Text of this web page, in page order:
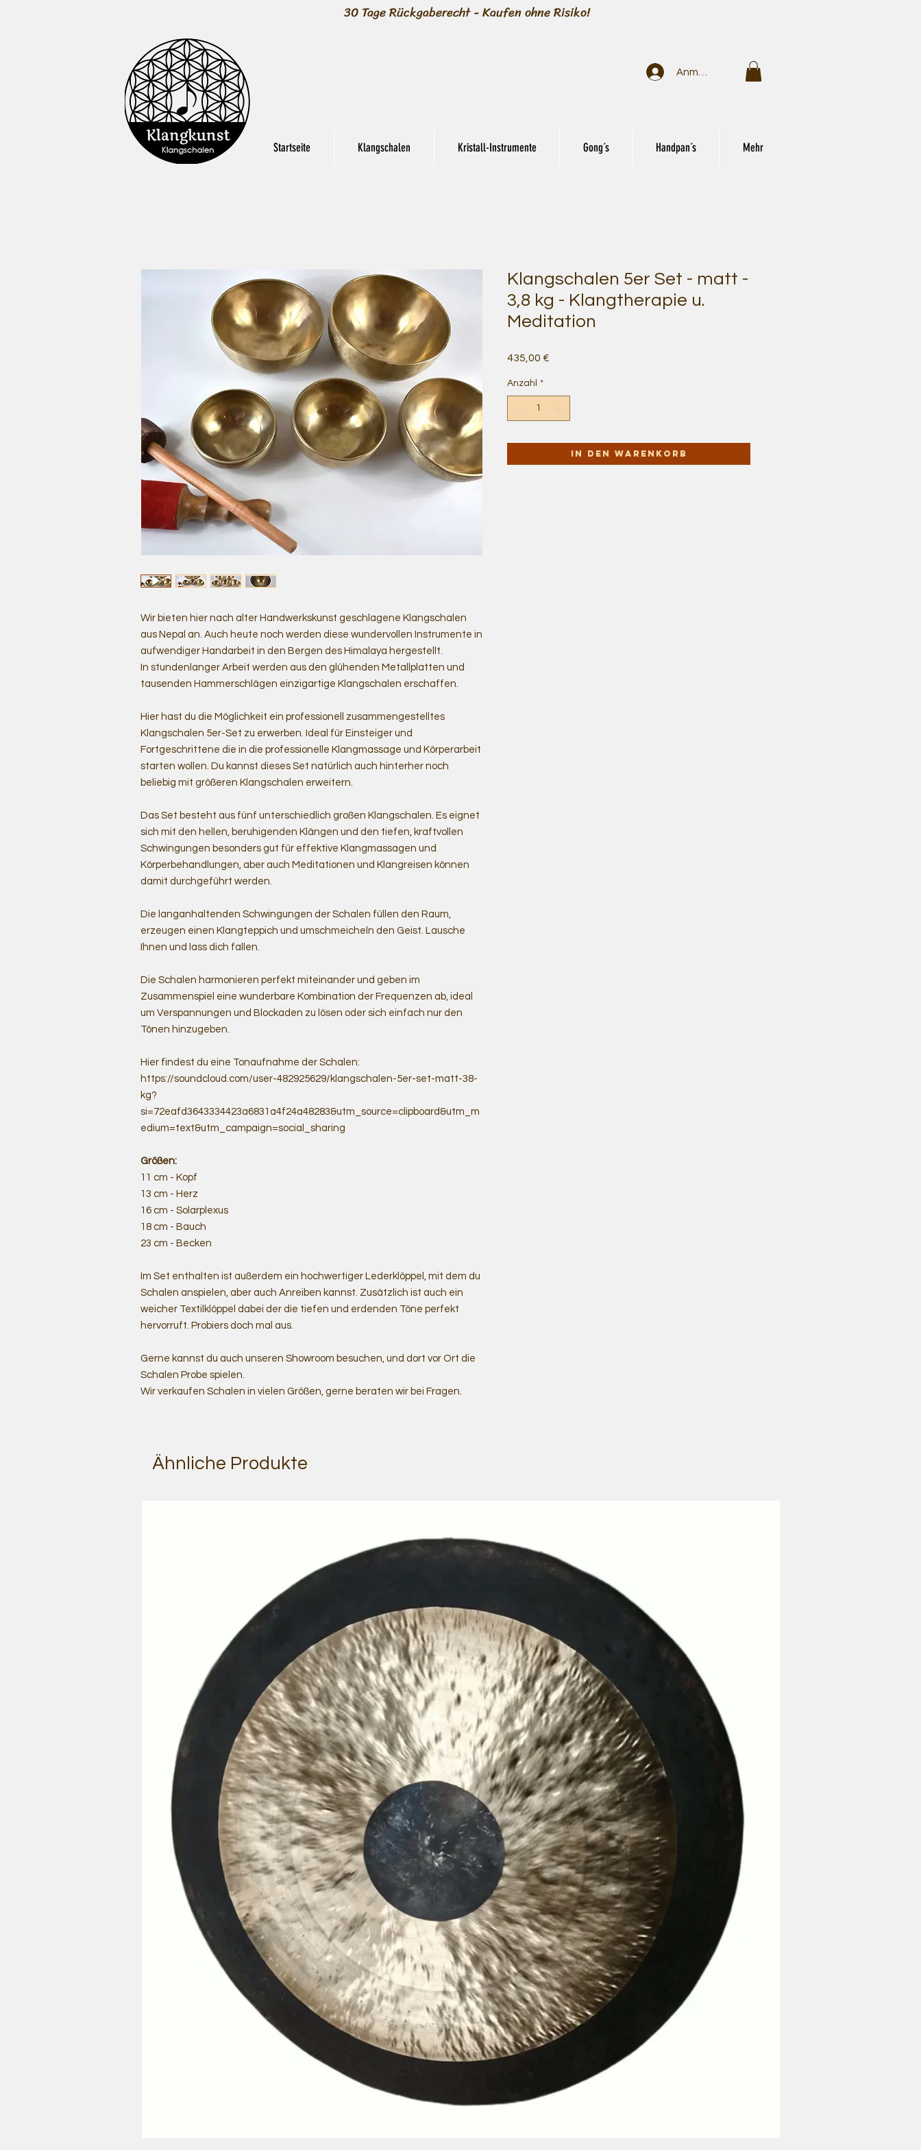
30 Tage Rückgaberecht - Kaufen ohne Risiko!
Anmelden
Startseite Klangschalen Kristall-Instrumente Gong´s Handpan´s Mehr
Wir bieten hier nach alter Handwerkskunst geschlagene Klangschalen
aus Nepal an. Auch heute noch werden diese wundervollen Instrumente in
aufwendiger Handarbeit in den Bergen des Himalaya hergestellt.
In stundenlanger Arbeit werden aus den glühenden Metallplatten und
tausenden Hammerschlägen einzigartige Klangschalen erschaffen.
Hier hast du die Möglichkeit ein professionell zusammengestelltes
Klangschalen 5er-Set zu erwerben. Ideal für Einsteiger und
Fortgeschrittene die in die professionelle Klangmassage und Körperarbeit
starten wollen. Du kannst dieses Set natürlich auch hinterher noch
beliebig mit größeren Klangschalen erweitern.
Das Set besteht aus fünf unterschiedlich großen Klangschalen. Es eignet
sich mit den hellen, beruhigenden Klängen und den tiefen, kraftvollen
Schwingungen besonders gut für effektive Klangmassagen und
Körperbehandlungen, aber auch Meditationen und Klangreisen können
damit durchgeführt werden.
Die langanhaltenden Schwingungen der Schalen füllen den Raum,
erzeugen einen Klangteppich und umschmeicheln den Geist. Lausche
Ihnen und lass dich fallen.
Die Schalen harmonieren perfekt miteinander und geben im
Zusammenspiel eine wunderbare Kombination der Frequenzen ab, ideal
um Verspannungen und Blockaden zu lösen oder sich einfach nur den
Tönen hinzugeben.
Hier findest du eine Tonaufnahme der Schalen:
https://soundcloud.com/user-482925629/klangschalen-5er-set-matt-38-
kg?
si=72eafd3643334423a6831a4f24a48283&utm_source=clipboard&utm_m
edium=text&utm_campaign=social_sharing
Größen:
11 cm - Kopf
13 cm - Herz
16 cm - Solarplexus
18 cm - Bauch
23 cm - Becken
Im Set enthalten ist außerdem ein hochwertiger Lederklöppel, mit dem du
Schalen anspielen, aber auch Anreiben kannst. Zusätzlich ist auch ein
weicher Textilklöppel dabei der die tiefen und erdenden Töne perfekt
hervorruft. Probiers doch mal aus.
Gerne kannst du auch unseren Showroom besuchen, und dort vor Ort die
Schalen Probe spielen.
Wir verkaufen Schalen in vielen Größen, gerne beraten wir bei Fragen.
Klangschalen 5er Set - matt -
3,8 kg - Klangtherapie u.
Meditation
435,00 €
Anzahl *
In den Warenkorb
Ähnliche Produkte